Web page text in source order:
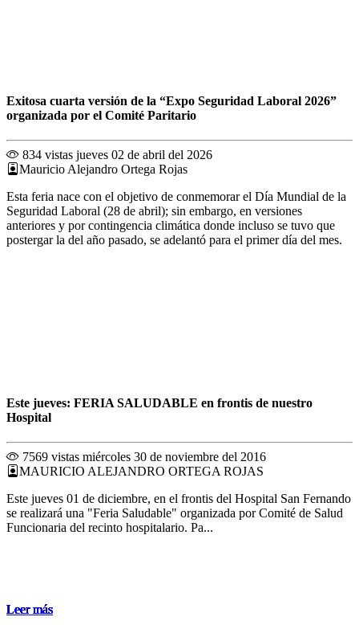
Leer más
Exitosa cuarta versión de la “Expo Seguridad Laboral 2026”
organizada por el Comité Paritario
834 vistas jueves 02 de abril del 2026
Mauricio Alejandro Ortega Rojas
Esta feria nace con el objetivo de conmemorar el Día Mundial de la
Seguridad Laboral (28 de abril); sin embargo, en versiones
anteriores y por contingencia climática donde incluso se tuvo que
postergar la del año pasado, se adelantó para el primer día del mes.
Leer más
Este jueves: FERIA SALUDABLE en frontis de nuestro
Hospital
7569 vistas miércoles 30 de noviembre del 2016
MAURICIO ALEJANDRO ORTEGA ROJAS
Este jueves 01 de diciembre, en el frontis del Hospital San Fernando
se realizará una "Feria Saludable" organizada por Comité de Salud
Funcionaria del recinto hospitalario. Pa...
Leer más
Leer más
Leer más
Leer más
Leer más
Leer más
Leer más
Leer más
Leer más
Leer más